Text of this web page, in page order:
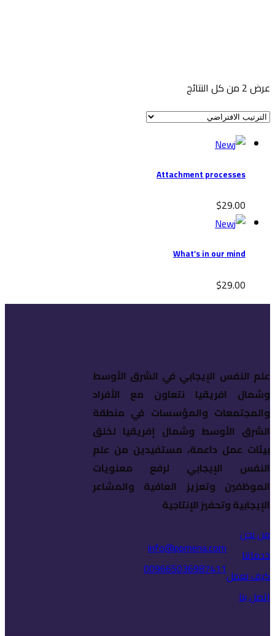
عرض ⁦2⁩ من كل النتائج
New
Attachment processes
$29.00
New
What’s in our mind
$29.00
علم النفس الإيجابي في الشرق الأوسط
وشمال افريقيا نتعاون مع الأفراد
والمجتمعات والمؤسسات في منطقة
الشرق الأوسط وشمال إفريقيا لخلق
بيئات عمل داعمة، مستفيدين من علم
النفس الإيجابي لرفع معنويات
الموظفين وتعزيز العافية والمشاعر
الإيجابية وتحفيز الإنتاجية
من نحن
خدماتنا
كيف نعمل
اتصل بنا
info@ppmena.com
009665036987411